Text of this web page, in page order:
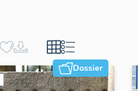
Dossier